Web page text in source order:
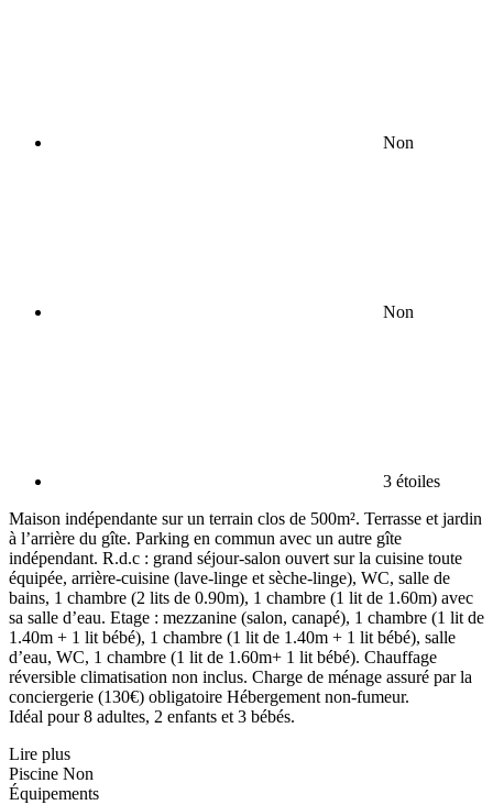
Non
Non
3 étoiles
Maison indépendante sur un terrain clos de 500m². Terrasse et jardin
à l’arrière du gîte. Parking en commun avec un autre gîte
indépendant. R.d.c : grand séjour-salon ouvert sur la cuisine toute
équipée, arrière-cuisine (lave-linge et sèche-linge), WC, salle de
bains, 1 chambre (2 lits de 0.90m), 1 chambre (1 lit de 1.60m) avec
sa salle d’eau. Etage : mezzanine (salon, canapé), 1 chambre (1 lit de
1.40m + 1 lit bébé), 1 chambre (1 lit de 1.40m + 1 lit bébé), salle
d’eau, WC, 1 chambre (1 lit de 1.60m+ 1 lit bébé). Chauffage
réversible climatisation non inclus. Charge de ménage assuré par la
conciergerie (130€) obligatoire Hébergement non-fumeur.
Idéal pour 8 adultes, 2 enfants et 3 bébés.
Lire plus
Piscine Non
Équipements